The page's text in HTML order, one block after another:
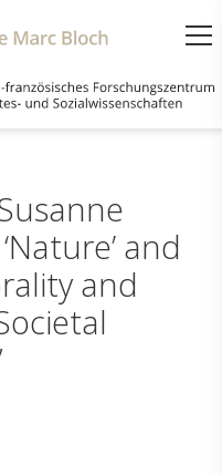
and
and